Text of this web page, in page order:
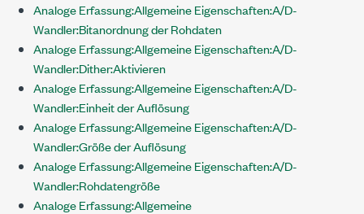
Analoge Erfassung:Allgemeine Eigenschaften:A/D-
Wandler:Bitanordnung der Rohdaten
Analoge Erfassung:Allgemeine Eigenschaften:A/D-
Wandler:Dither:Aktivieren
Analoge Erfassung:Allgemeine Eigenschaften:A/D-
Wandler:Einheit der Auflösung
Analoge Erfassung:Allgemeine Eigenschaften:A/D-
Wandler:Größe der Auflösung
Analoge Erfassung:Allgemeine Eigenschaften:A/D-
Wandler:Rohdatengröße
Analoge Erfassung:Allgemeine